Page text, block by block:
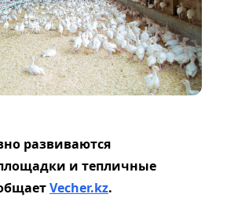
развиваются
и тепличные
Vecher.kz.